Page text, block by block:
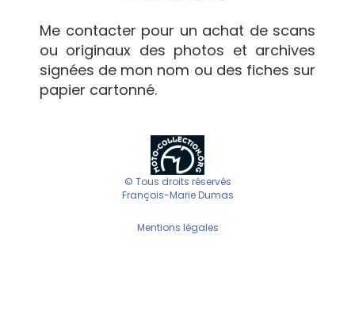
Me contacter pour un achat de scans
ou originaux des photos et archives
signées de mon nom ou des fiches sur
papier cartonné.
© Tous droits réservés
François-Marie Dumas
Mentions légales